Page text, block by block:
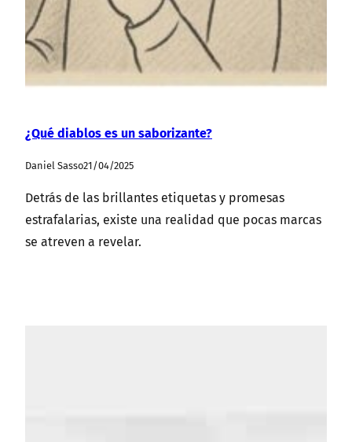
¿Qué diablos es un saborizante?
Daniel Sasso21/04/2025
Detrás de las brillantes etiquetas y promesas
estrafalarias, existe una realidad que pocas marcas
se atreven a revelar.